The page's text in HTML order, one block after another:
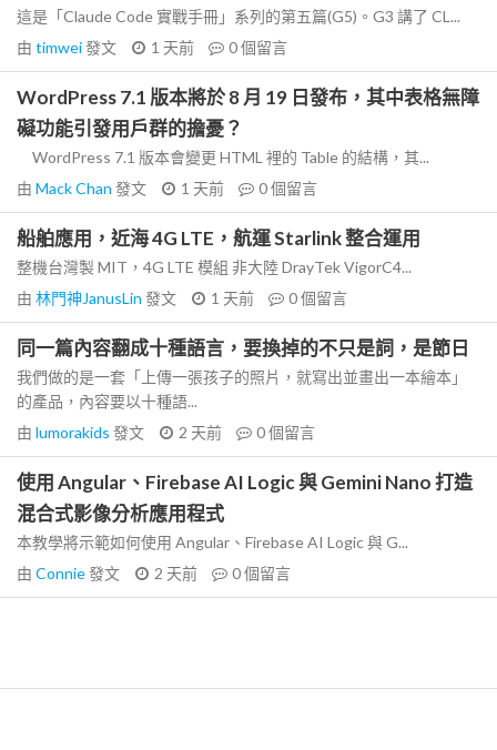
這是「Claude Code 實戰手冊」系列的第五篇(G5)。G3 講了 CL...
由 timwei發文 1 天前 0個留言
WordPress 7.1 版本將於 8 月 19 日發布，其中表格無障
礙功能引發用戶群的擔憂？
WordPress 7.1 版本會變更 HTML 裡的 Table 的結構，其...
由 Mack Chan 發文 1 天前 0個留言
船舶應用，近海 4G LTE，航運 Starlink 整合運用
整機台灣製 MIT，4G LTE 模組 非大陸 DrayTek VigorC4...
由 林門神JanusLin 發文 1 天前 0個留言
同一篇內容翻成十種語言，要換掉的不只是詞，是節日
我們做的是一套「上傳一張孩子的照片，就寫出並畫出一本繪本」
的產品，內容要以十種語...
由 lumorakids 發文 2 天前 0個留言
使用 Angular、Firebase AI Logic 與 Gemini Nano 打造
混合式影像分析應用程式
本教學將示範如何使用 Angular、Firebase AI Logic 與 G...
由 Connie發文 2 天前 0個留言